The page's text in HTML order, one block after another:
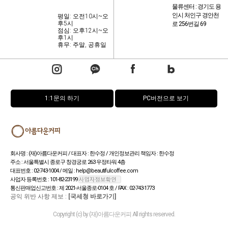
평일: 오전10시~오
후5시
점심: 오후12시~오
후1시
휴무: 주말, 공휴일
물류센터 : 경기도 용
인시 처인구 경안천
로 256번길 69
1:1문의 하기 PC버전으로 보기
회사명 : (재)아름다운커피 / 대표자 : 한수정 / 개인정보관리 책임자 : 한수정
주소 : 서울특별시 종로구 창경궁로 263 우정타워 4층
대표번호 : 02-743-1004 / 메일 : help@beautifulcoffee.com
사업자 등록번호 : 101-82-23199
통신판매업신고번호 : 제 2021-서울종로-0104 호 / FAX : 02-743-1773
공익 위반 사항 제보 : [국세청 바로가기]
Copyright (c) by (재)아름다운커피 All rights reserved.